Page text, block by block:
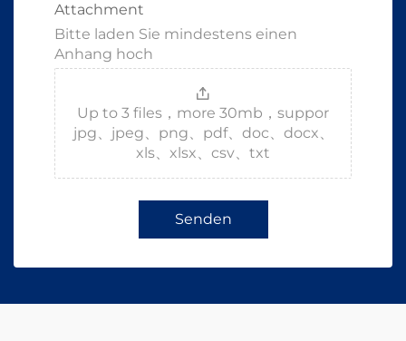
Attachment
Bitte laden Sie mindestens einen
Anhang hoch
Up to 3 files，more 30mb，suppor
jpg、jpeg、png、pdf、doc、docx、
xls、xlsx、csv、txt
Senden